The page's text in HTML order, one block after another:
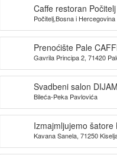
Caffe restoran
GRAD
Počitelj,Bosna i Hercegovina
Prenoćište Pale
BOLERO
Gavrila Principa 2, 71420
Svadbeni salon
Bileća
Bileća-Peka Pavlovića
Izmajmljujemo šatore
KAVANA SANELA
Kavana Sanela, 71250